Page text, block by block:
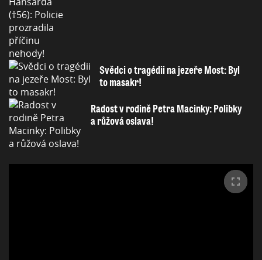
Svědci o tragédii na jezeře Most: Byl
to masakr!
Radost v rodině Petra Macinky: Polibky
a růžová oslava!